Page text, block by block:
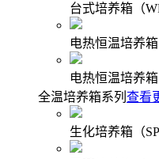
台式培养箱（
电热恒温培养
电热恒温培养
全温培养箱系列 查看
生化培养箱（